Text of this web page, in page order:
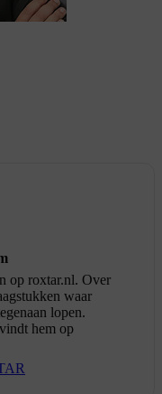
op roxtar.nl. Over
waar
lopen.
hem op